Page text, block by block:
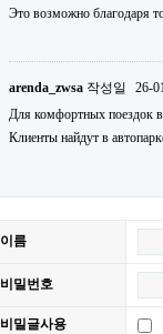
Это возможно благодаря
arenda_zwsa 작성일
26-
Для комфортных поездок
Клиенты найдут в
이름
비밀번호
비밀글사용